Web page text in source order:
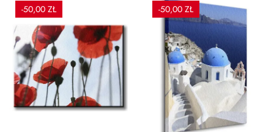
-50,00 ZŁ -50,00 ZŁ